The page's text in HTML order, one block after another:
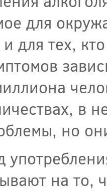
для
для тех,
в
но
на то,